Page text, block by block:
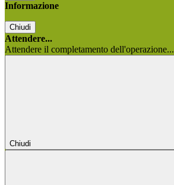
Informazione
Chiudi
Attendere...
Attendere il completamento dell'operazione...
Chiudi